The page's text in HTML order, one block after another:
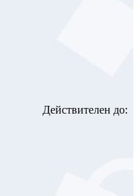
Действителен до: